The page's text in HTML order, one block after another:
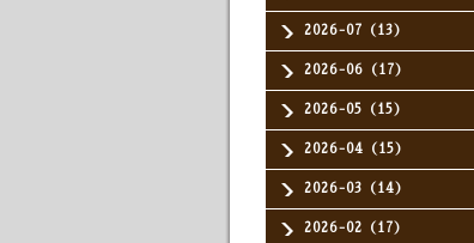
2026-07（13）
2026-06（17）
2026-05（15）
2026-04（15）
2026-03（14）
2026-02（17）